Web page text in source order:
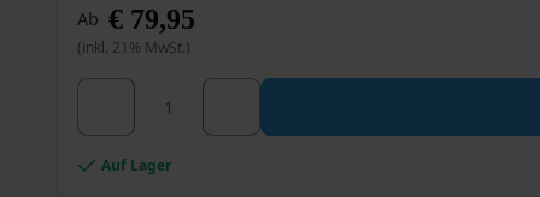
Ab € 79,95
(inkl. 21% MwSt.)
Wixx 2K Universelle Grundierung Menge
Dieses
weist
mehrere
Auf Lager